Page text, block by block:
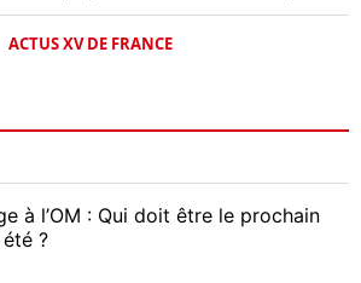
ACTUS XV DE FRANCE
à l’OM : Qui doit être le prochain
?